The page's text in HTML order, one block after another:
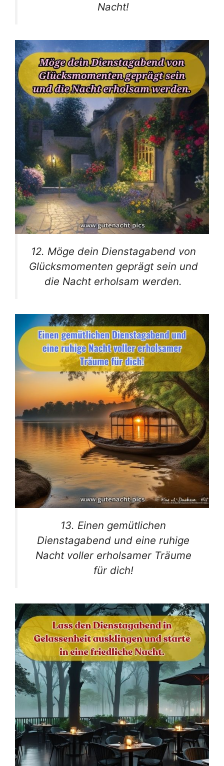
Nacht!
12. Möge dein Dienstagabend von
Glücksmomenten geprägt sein und
die Nacht erholsam werden.
13. Einen gemütlichen
Dienstagabend und eine ruhige
Nacht voller erholsamer Träume
für dich!